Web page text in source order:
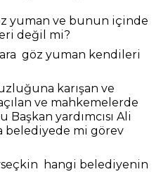
yuman ve bunun içinde
değil mi?
göz yuman kendileri
karışan ve
ve mahkemelerde
yardımcısı Ali
belediyede mi görev
hangi belediyenin